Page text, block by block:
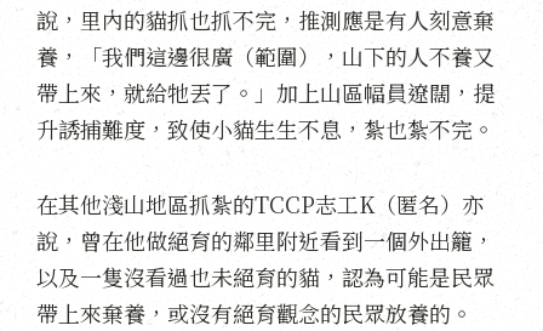
說，里內的貓抓也抓不完，推測應是有人刻意棄
養，「我們這邊很廣（範圍），山下的人不養又
帶上來，就給牠丟了。」加上山區幅員遼闊，提
升誘捕難度，致使小貓生生不息，紮也紮不完。
在其他淺山地區抓紮的TCCP志工K（匿名）亦
說，曾在他做絕育的鄰里附近看到一個外出籠，
以及一隻沒看過也未絕育的貓，認為可能是民眾
帶上來棄養，或沒有絕育觀念的民眾放養的。